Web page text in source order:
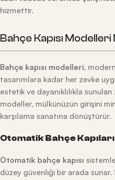
hizmettir.
Bahçe Kapısı
Bahçe kapısı modelleri,
tasarımlara kadar her zevke
estetik ve dayanıklılıkla
modeller, mülkünüzün girişini
karşılama sanatına dönüştürür.
Otomatik Bahçe Kapıları
Otomatik bahçe kapısı
düzey güvenliği bir arada sunar.